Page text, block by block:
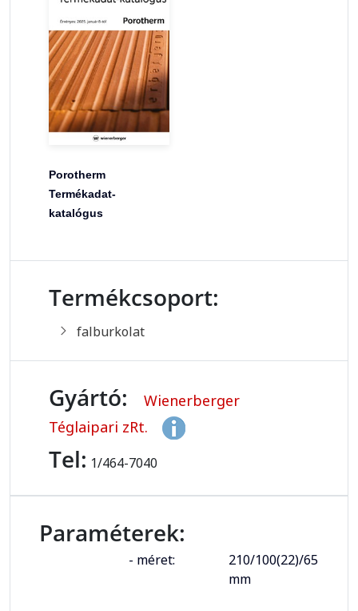
Porotherm
Termékadat-
katalógus
Termékcsoport:
falburkolat
Gyártó:
Wienerberger
Téglaipari zRt.
Tel: 1/464-7040
Paraméterek:
- méret:
210/100(22)/65
mm